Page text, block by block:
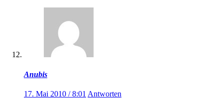
Anubis
17. Mai 2010 / 8:01 Antworten